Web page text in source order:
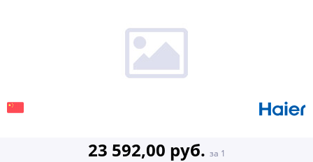
23 592,00 руб. за 1